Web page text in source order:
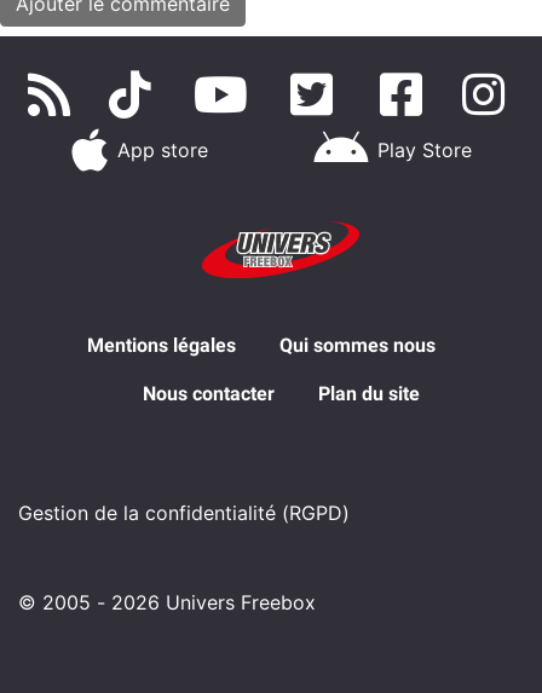
App store Play Store
Mentions légales Qui sommes nous
Nous contacter Plan du site
Gestion de la confidentialité (RGPD)
© 2005 - 2026 Univers Freebox